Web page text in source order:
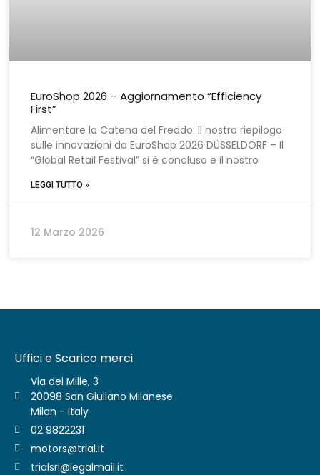
EuroShop 2026 – Aggiornamento “Efficiency
First”
Alimentare la Catena del Freddo: Il nostro riepilogo
sulle innovazioni da EuroShop 2026 DÜSSELDORF – Il
“Global Retail Festival” si è concluso e il nostro
LEGGI TUTTO »
12 Marzo 2026
Uffici e Scarico merci
Via dei Mille, 3
20098 San Giuliano Milanese
Milan - Italy
02 9822231
motors@trial.it
trialsrl@legalmail.it